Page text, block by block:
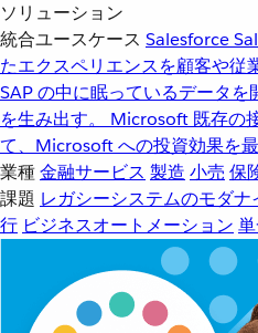
ソリューション
統合ユースケース Salesforce
たエクスペリエンスを顧客や従
SAP の中に眠っているデータ
を生み出す。
Microsoft 既存の
て、Microsoft への投資効果を最
業種金融サービス 製造 小売 保
課題 レガシーシステムのモダナ
行 ビジネスオートメーション